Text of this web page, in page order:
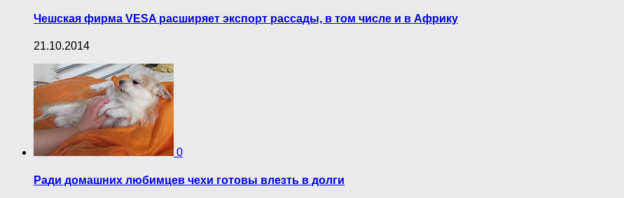
Чешская фирма VESA расширяет экспорт рассады, в том числе и в Африку
21.10.2014
0
Ради домашних любимцев чехи готовы влезть в долги